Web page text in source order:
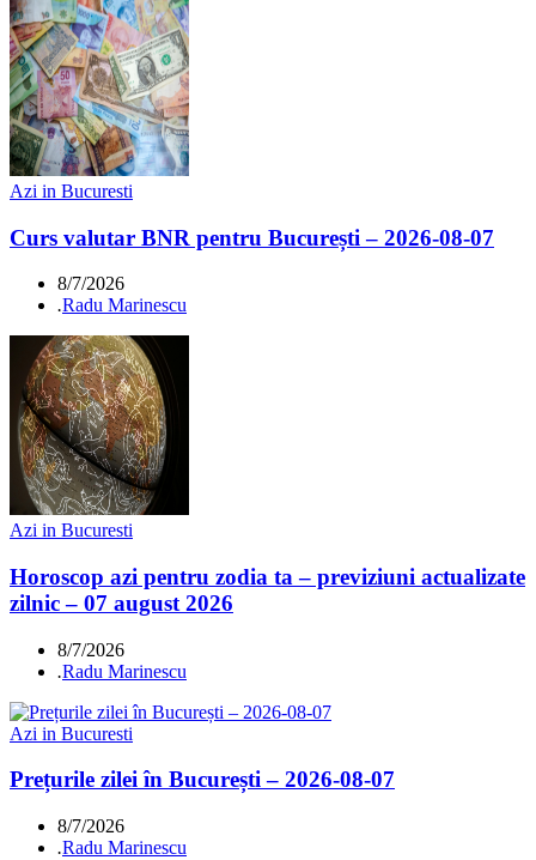
Azi in Bucuresti
Curs valutar BNR pentru București – 2026-08-07
8/7/2026
.Radu Marinescu
Azi in Bucuresti
Horoscop azi pentru zodia ta – previziuni actualizate
zilnic – 07 august 2026
8/7/2026
.Radu Marinescu
Azi in Bucuresti
Prețurile zilei în București – 2026-08-07
8/7/2026
.Radu Marinescu